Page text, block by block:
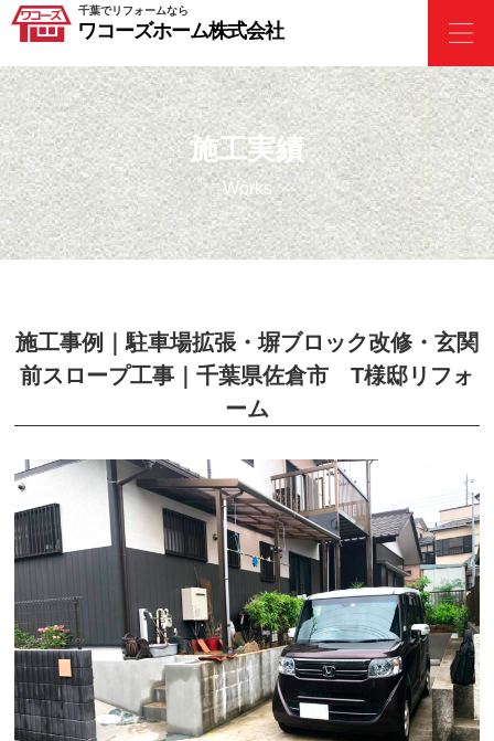
千葉でリフォームなら
ワコーズホーム株式会社
施工実績
Works
施工事例｜駐車場拡張・塀ブロック改修・玄関
前スロープ工事｜千葉県佐倉市 T様邸リフォ
ーム